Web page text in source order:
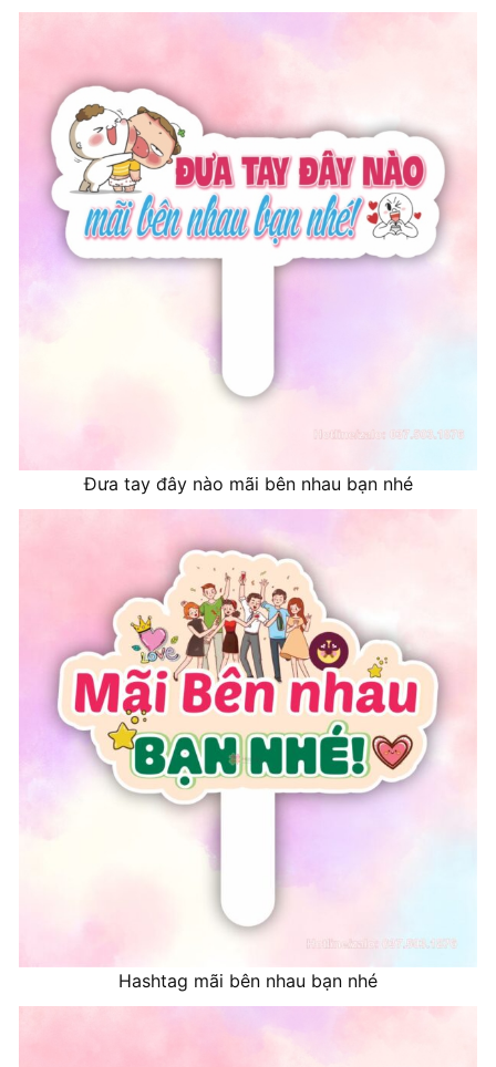
Đưa tay đây nào mãi bên nhau bạn nhé
Hashtag mãi bên nhau bạn nhé